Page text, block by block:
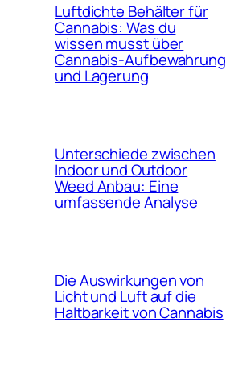
Luftdichte Behälter für
Cannabis: Was du
wissen musst über
Cannabis-Aufbewahrung
und Lagerung
Unterschiede zwischen
Indoor und Outdoor
Weed Anbau: Eine
umfassende Analyse
Die Auswirkungen von
Licht und Luft auf die
Haltbarkeit von Cannabis